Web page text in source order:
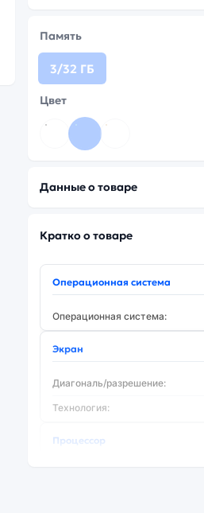
Память
3/32 ГБ
Цвет
Данные о товаре
Кратко о товаре
Операционная система
Операционная система:
Экран
Диагональ/разрешение:
Технология:
Процессор